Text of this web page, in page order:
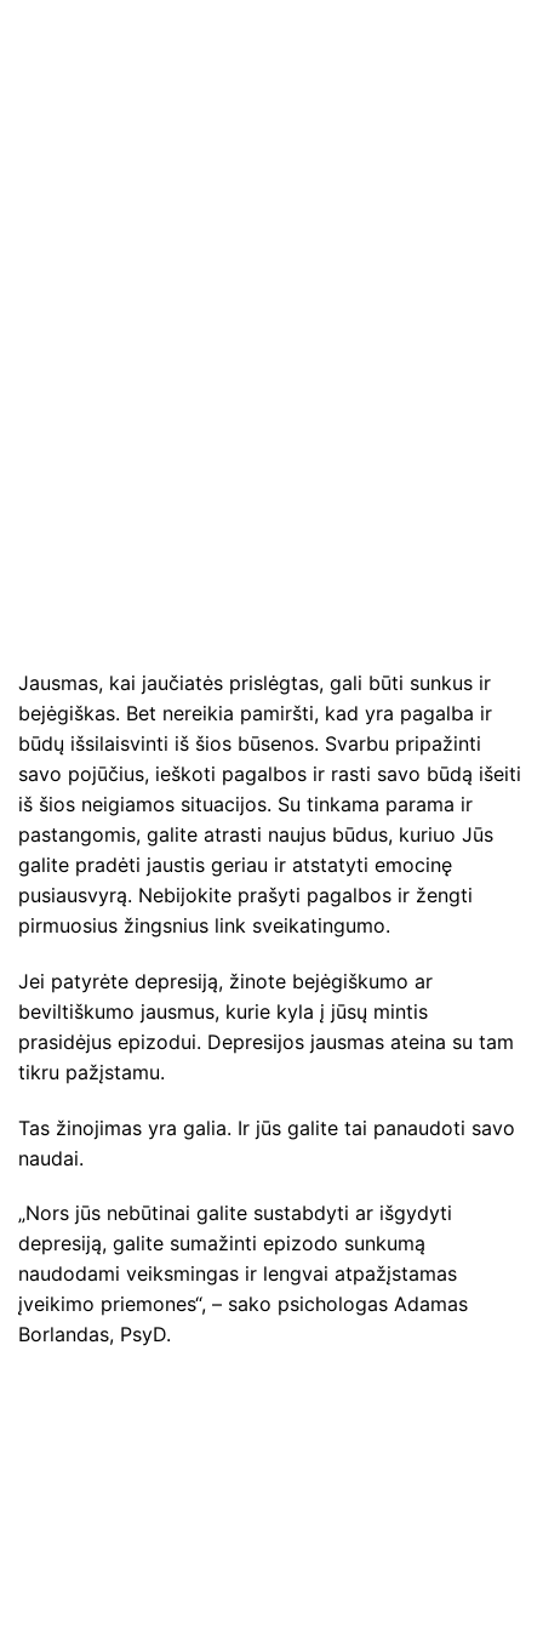
Jausmas, kai jaučiatės prislėgtas, gali būti sunkus ir
bejėgiškas. Bet nereikia pamiršti, kad yra pagalba ir
būdų išsilaisvinti iš šios būsenos. Svarbu pripažinti
savo pojūčius, ieškoti pagalbos ir rasti savo būdą išeiti
iš šios neigiamos situacijos. Su tinkama parama ir
pastangomis, galite atrasti naujus būdus, kuriuo Jūs
galite pradėti jaustis geriau ir atstatyti emocinę
pusiausvyrą. Nebijokite prašyti pagalbos ir žengti
pirmuosius žingsnius link sveikatingumo.
Jei patyrėte depresiją, žinote bejėgiškumo ar
beviltiškumo jausmus, kurie kyla į jūsų mintis
prasidėjus epizodui. Depresijos jausmas ateina su tam
tikru pažįstamu.
Tas žinojimas yra galia. Ir jūs galite tai panaudoti savo
naudai.
„Nors jūs nebūtinai galite sustabdyti ar išgydyti
depresiją, galite sumažinti epizodo sunkumą
naudodami veiksmingas ir lengvai atpažįstamas
įveikimo priemones“, – sako psichologas Adamas
Borlandas, PsyD.